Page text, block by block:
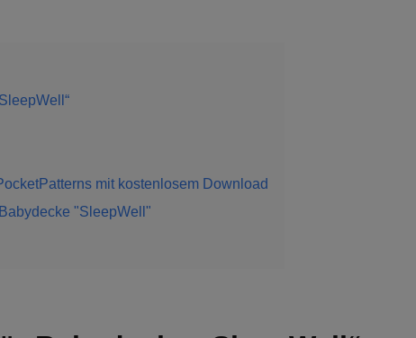
mit kostenlosem Download
"SleepWell"